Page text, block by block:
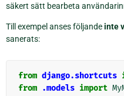
säkert sätt bearbeta
Till exempel anses följandeinte
sanerats:
from django.shortcuts
from .models import